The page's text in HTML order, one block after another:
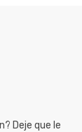
Deje que le